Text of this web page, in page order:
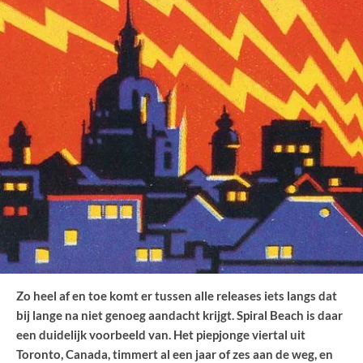
Zo heel af en toe komt er tussen alle releases iets langs dat
bij lange na niet genoeg aandacht krijgt. Spiral Beach is daar
een duidelijk voorbeeld van. Het piepjonge viertal uit
Toronto, Canada, timmert al een jaar of zes aan de weg, en